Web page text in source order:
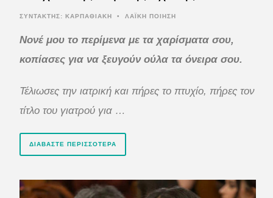
ΣΥΝΤΆΚΤΗΣ: ΚΑΡΠΑΘΙΑΚΗ • ΛΑΪΚΗ ΠΟΙΗΣΗ
Νονέ μου το περίμενα με τα χαρίσματα σου,
κοπίασες για να ξευγούν ούλα τα όνειρα σου.
Τέλιωσες την ιατρική και πήρες το πτυχίο, πήρες τον
τίτλο του γιατρού για …
ΔΙΑΒΆΣΤΕ ΠΕΡΙΣΣΌΤΕΡΑ